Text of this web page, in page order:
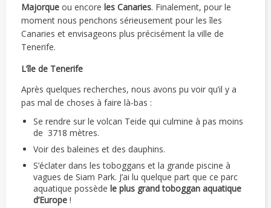
Majorque ou encore les Canaries. Finalement, pour le
moment nous penchons sérieusement pour les îles
Canaries et envisageons plus précisément la ville de
Tenerife.
L’île de Tenerife
Après quelques recherches, nous avons pu voir qu’il y a
pas mal de choses à faire là-bas :
Se rendre sur le volcan Teide qui culmine à pas moins
de 3718 mètres.
Voir des baleines et des dauphins.
S’éclater dans les toboggans et la grande piscine à
vagues de Siam Park. J’ai lu quelque part que ce parc
aquatique possède le plus grand toboggan aquatique
d’Europe !